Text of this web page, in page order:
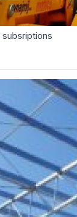
subsriptions